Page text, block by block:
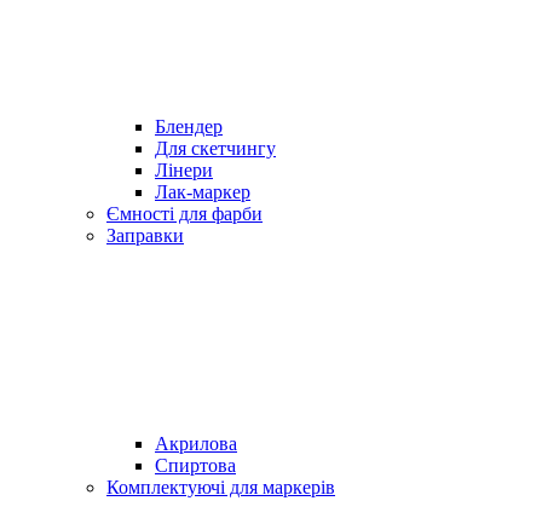
Блендер
Для скетчингу
Лінери
Лак-маркер
Ємності для фарби
Заправки
Акрилова
Спиртова
Комплектуючі для маркерів